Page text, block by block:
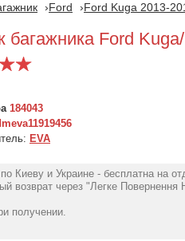
Ford Ford Kuga 2013-
багажника Ford
184043
EVA
Киеву и Украине - бесплатна на
возврат через "Легке Повернення
получении.